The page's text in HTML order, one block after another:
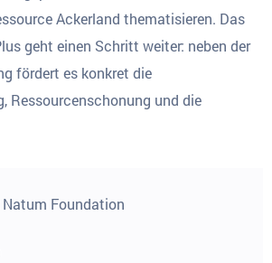
Ackerland thematisieren. Das
geht einen Schritt weiter: neben der
fördert es konkret die
Ressourcenschonung und die
Natum Foundation